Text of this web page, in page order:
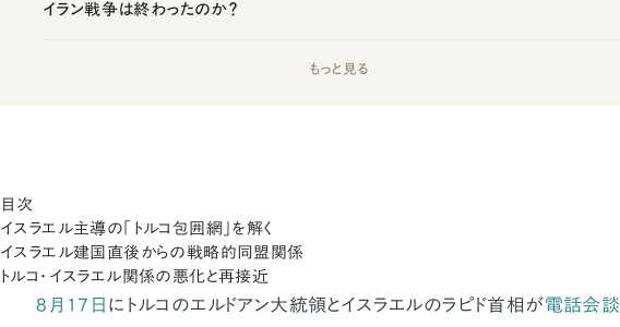
イラン戦争は終わったのか？
もっと見る
目次
イスラエル主導の「トルコ包囲網」を解く
イスラエル建国直後からの戦略的同盟関係
トルコ・イスラエル関係の悪化と再接近
8月17日 にトルコのエルドアン大統領とイスラエルのラピド首相が電話会談